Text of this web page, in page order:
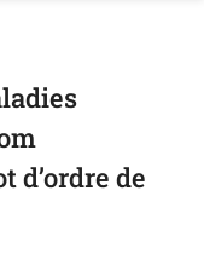
d’ordre de